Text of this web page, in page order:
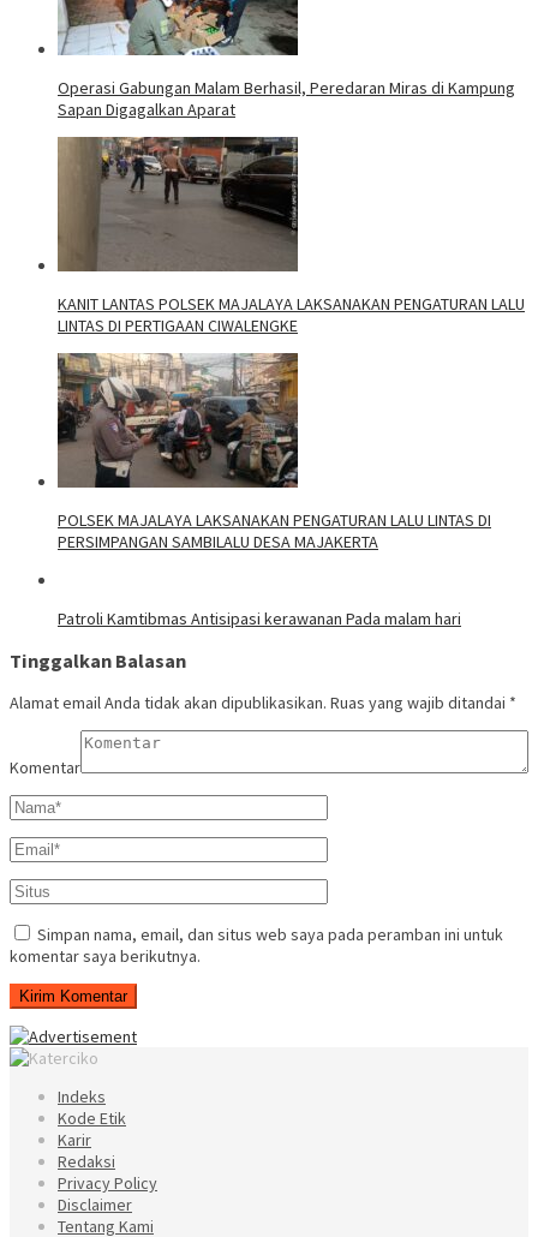
Operasi Gabungan Malam Berhasil, Peredaran Miras di Kampung
Sapan Digagalkan Aparat
KANIT LANTAS POLSEK MAJALAYA LAKSANAKAN PENGATURAN LALU
LINTAS DI PERTIGAAN CIWALENGKE
POLSEK MAJALAYA LAKSANAKAN PENGATURAN LALU LINTAS DI
PERSIMPANGAN SAMBILALU DESA MAJAKERTA
Patroli Kamtibmas Antisipasi kerawanan Pada malam hari
Tinggalkan Balasan
Alamat email Anda tidak akan dipublikasikan. Ruas yang wajib ditandai *
Komentar
Simpan nama, email, dan situs web saya pada peramban ini untuk
komentar saya berikutnya.
Indeks
Kode Etik
Karir
Redaksi
Privacy Policy
Disclaimer
Tentang Kami